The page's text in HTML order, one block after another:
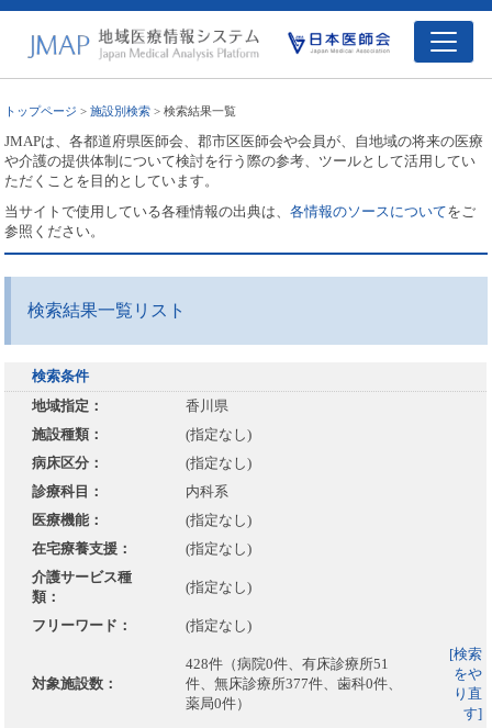
トップページ >施設別検索 > 検索結果一覧
JMAPは、各都道府県医師会、郡市区医師会や会員が、自地域の将来の医療
や介護の提供体制について検討を行う際の参考、ツールとして活用してい
ただくことを目的としています。
当サイトで使用している各種情報の出典は、各情報のソースについてをご
参照ください。
検索結果一覧リスト
検索条件
地域指定：
香川県
施設種類：
(指定なし)
病床区分：
(指定なし)
診療科目：
内科系
医療機能：
(指定なし)
在宅療養支援：
(指定なし)
介護サービス種
類：
(指定なし)
フリーワード： (指定なし)
対象施設数：
428件（病院0件、有床診療所51
件、無床診療所377件、歯科0件、
薬局0件）
[検索
をや
り直
す]